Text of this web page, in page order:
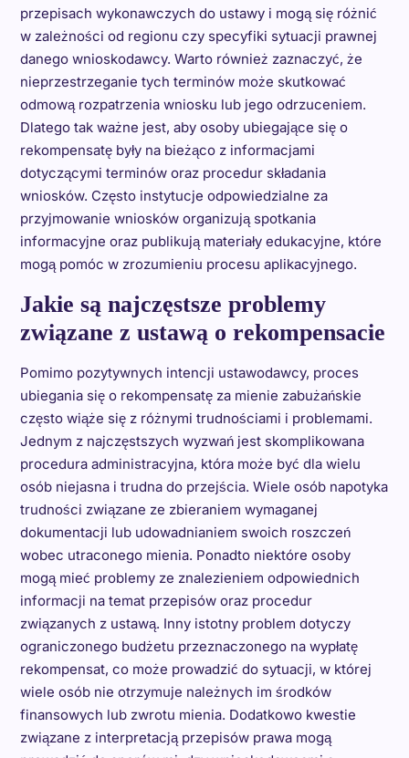
przepisach wykonawczych do ustawy i mogą się różnić
w zależności od regionu czy specyfiki sytuacji prawnej
danego wnioskodawcy. Warto również zaznaczyć, że
nieprzestrzeganie tych terminów może skutkować
odmową rozpatrzenia wniosku lub jego odrzuceniem.
Dlatego tak ważne jest, aby osoby ubiegające się o
rekompensatę były na bieżąco z informacjami
dotyczącymi terminów oraz procedur składania
wniosków. Często instytucje odpowiedzialne za
przyjmowanie wniosków organizują spotkania
informacyjne oraz publikują materiały edukacyjne, które
mogą pomóc w zrozumieniu procesu aplikacyjnego.
Jakie są najczęstsze problemy
związane z ustawą o rekompensacie
Pomimo pozytywnych intencji ustawodawcy, proces
ubiegania się o rekompensatę za mienie zabużańskie
często wiąże się z różnymi trudnościami i problemami.
Jednym z najczęstszych wyzwań jest skomplikowana
procedura administracyjna, która może być dla wielu
osób niejasna i trudna do przejścia. Wiele osób napotyka
trudności związane ze zbieraniem wymaganej
dokumentacji lub udowadnianiem swoich roszczeń
wobec utraconego mienia. Ponadto niektóre osoby
mogą mieć problemy ze znalezieniem odpowiednich
informacji na temat przepisów oraz procedur
związanych z ustawą. Inny istotny problem dotyczy
ograniczonego budżetu przeznaczonego na wypłatę
rekompensat, co może prowadzić do sytuacji, w której
wiele osób nie otrzymuje należnych im środków
finansowych lub zwrotu mienia. Dodatkowo kwestie
związane z interpretacją przepisów prawa mogą